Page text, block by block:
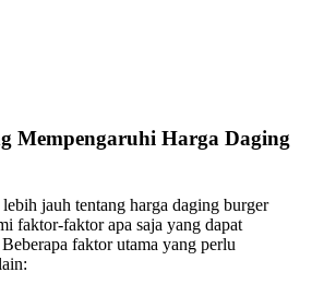
Mempengaruhi Harga Daging
jauh tentang harga daging burger
faktor-faktor apa saja yang dapat
faktor utama yang perlu